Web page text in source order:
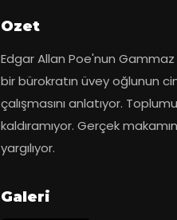
Ozet
Edgar Allan Poe'nun
bir bürokratın üvey oğlunun
çalışmasını anlatıyor.
kaldıramıyor. Gerçek
yargılıyor.
Galeri